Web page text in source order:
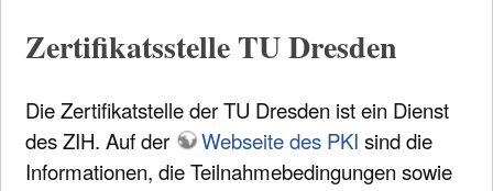
Zertifikatsstelle TU Dresden
Die Zertifikatstelle der TU Dresden ist ein Dienst
des ZIH. Auf der
Webseite des PKI sind die
Informationen, die Teilnahmebedingungen sowie